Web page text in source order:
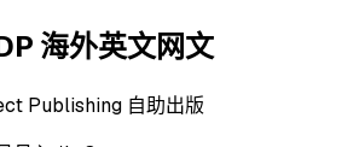
海外英文网文
Publishing 自助出版